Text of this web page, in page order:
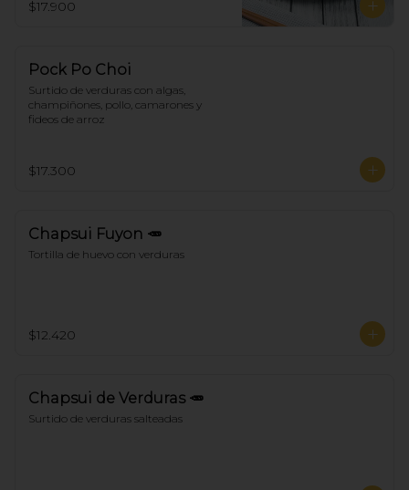
$17.900
Pock Po Choi
Surtido de verduras con algas,
champiñones, pollo, camarones y
fideos de arroz
$17.300
Chapsui Fuyon 🥕
Tortilla de huevo con verduras
$12.420
Chapsui de Verduras 🥕
Surtido de verduras salteadas